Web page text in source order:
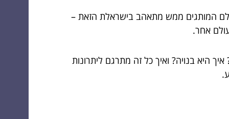
המותגים ממש מתאהב בישראלת הזאת –
אחר.
היא בנויה? ואיך כל זה מתרגם ליתרונות